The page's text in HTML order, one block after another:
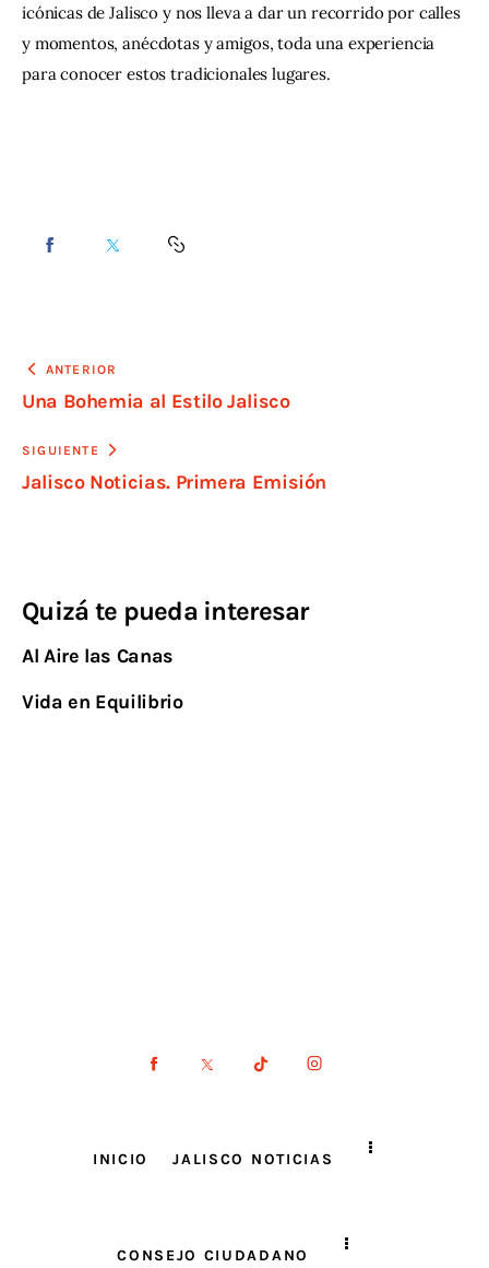
icónicas de Jalisco y nos lleva a dar un recorrido por calles
y momentos, anécdotas y amigos, toda una experiencia
para conocer estos tradicionales lugares.
ANTERIOR
Una Bohemia al Estilo Jalisco
SIGUIENTE
Jalisco Noticias. Primera Emisión
Quizá te pueda interesar
Al Aire las Canas
Vida en Equilibrio
INICIO JALISCO NOTICIAS
CONSEJO CIUDADANO